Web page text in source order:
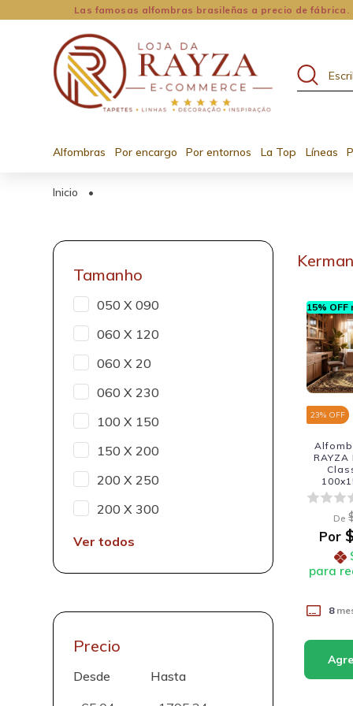
Las famosas alfombras brasileñas a precio de fábrica.
Alfombras Por encargo Por entornos La Top Líneas
Inicio
•
Tamanho
050 X 090
060 X 120
060 X 20
060 X 230
100 X 150
150 X 200
200 X 250
200 X 300
Ver todos
Precio
Desde Hasta
15% OFF
23% OFF
De
Por
para
8